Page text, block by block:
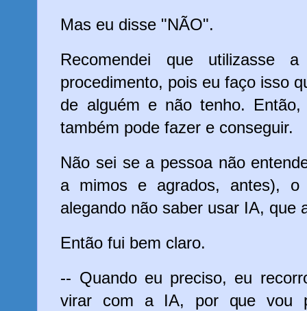
Mas eu disse "NÃO".
Recomendei que utilizasse
procedimento, pois eu faço isso
de alguém e não tenho.
também pode fazer e conseguir.
Não sei se a pessoa não
a mimos e agrados, antes),
alegando não saber usar IA, que
Então fui bem claro.
-- Quando eu preciso, eu
virar com a IA, por que vou